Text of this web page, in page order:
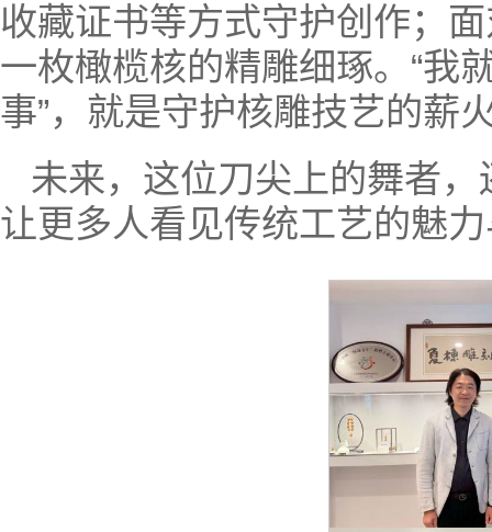
收藏证书等方式守护创作；
一枚橄榄核的精雕细琢。“我
事”，就是守护核雕技艺的薪
未来，这位刀尖上的舞者
让更多人看见传统工艺的魅